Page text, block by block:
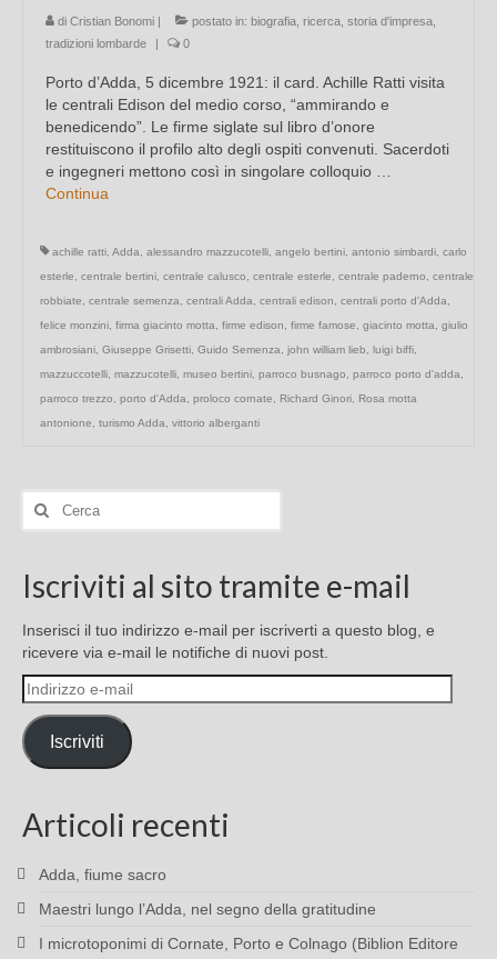
di Cristian Bonomi | postato in: biografia ricerca storia d'impresa
tradizioni lombarde
| 0
Porto d’Adda, 5 dicembre 1921: il card. Achille Ratti visita
le centrali Edison del medio corso, “ammirando e
benedicendo”. Le firme siglate sul libro d’onore
restituiscono il profilo alto degli ospiti convenuti. Sacerdoti
e ingegneri mettono così in singolare colloquio …
Continua
achille ratti Adda alessandro mazzucotelli angelo bertini antonio simbardi carlo
esterle
centrale bertini centrale calusco centrale esterle centrale paderno
centrale
robbiate
centrale semenza centrali Adda centrali edison centrali porto d'Adda
felice monzini firma giacinto motta firme edison firme famose giacinto motta
giulio
ambrosiani Giuseppe Grisetti Guido Semenza john william lieb luigi biffi
mazzuccotelli mazzucotelli museo bertini parroco busnago parroco porto d'adda
parroco trezzo
porto d'Adda proloco cornate Richard Ginori
Rosa motta
antonione
turismo Adda vittorio alberganti
Cerca:
Iscriviti al sito tramite e-mail
Inserisci il tuo indirizzo e-mail per iscriverti a questo blog, e
ricevere via e-mail le notifiche di nuovi post.
Indirizzo
e-
mail
Iscriviti
Articoli recenti
Adda, fiume sacro
Maestri lungo l’Adda, nel segno della gratitudine
I microtoponimi di Cornate, Porto e Colnago (Biblion Editore